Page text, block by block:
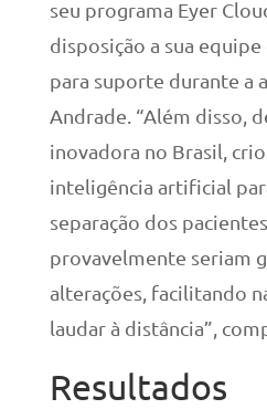
seu programa Eyer
disposição a sua
para suporte durante a
Andrade. “Além disso,
inovadora no Brasil,
inteligência artificial
separação dos
provavelmente seriam
alterações, facilitando
laudar à distância”,
Resultados